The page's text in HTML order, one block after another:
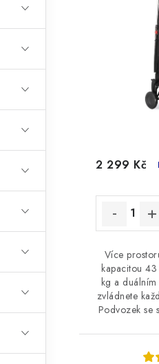
2 299 Kč
Více
kapacitou
kg a duálním
zvládnete
Podvozek se